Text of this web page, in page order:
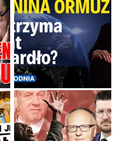
Maryjna alternatywa dla